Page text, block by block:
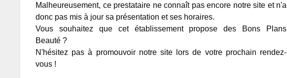
Malheureusement, ce prestataire ne connaît pas encore notre site et n'a
donc pas mis à jour sa présentation et ses horaires.
Vous souhaitez que cet établissement propose des Bons Plans
Beauté ?
N'hésitez pas à promouvoir notre site lors de votre prochain rendez-
vous !